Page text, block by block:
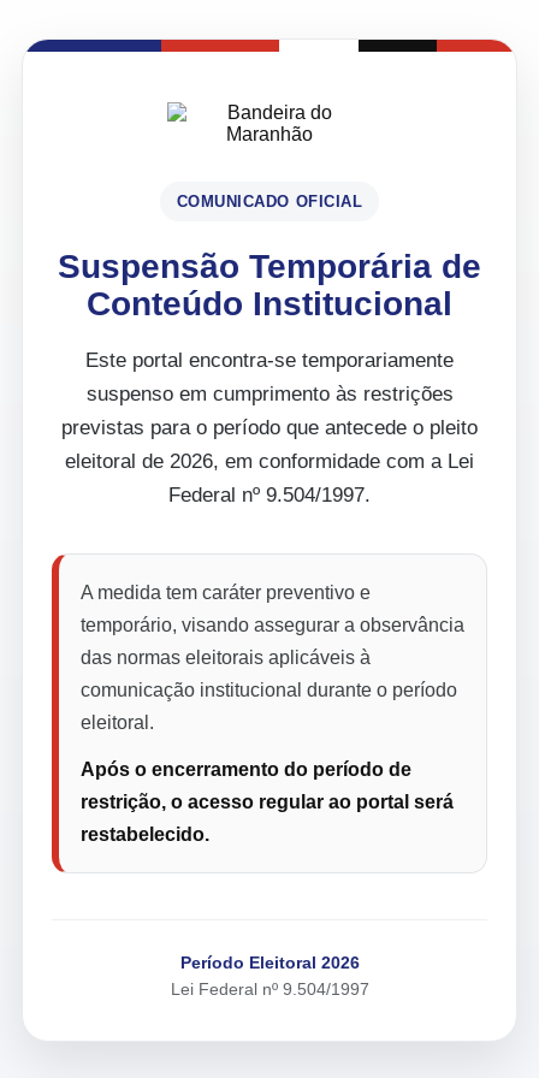
COMUNICADO OFICIAL
Suspensão Temporária de
Conteúdo Institucional
Este portal encontra-se temporariamente
suspenso em cumprimento às restrições
previstas para o período que antecede o pleito
eleitoral de 2026, em conformidade com a Lei
Federal nº 9.504/1997.
A medida tem caráter preventivo e
temporário, visando assegurar a observância
das normas eleitorais aplicáveis à
comunicação institucional durante o período
eleitoral.
Após o encerramento do período de
restrição, o acesso regular ao portal será
restabelecido.
Período Eleitoral 2026
Lei Federal nº 9.504/1997